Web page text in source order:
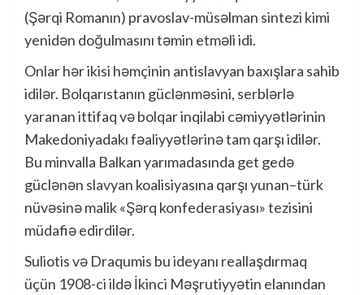
(Şərqi Romanın) pravoslav-müsəlman sintezi kimi
yenidən doğulmasını təmin etməli idi.
Onlar hər ikisi həmçinin antislavyan baxışlara sahib
idilər. Bolqarıstanın güclənməsini, serblərlə
yaranan ittifaq və bolqar inqilabi cəmiyyətlərinin
Makedoniyadakı fəaliyyətlərinə tam qarşı idilər.
Bu minvalla Balkan yarımadasında get gedə
güclənən slavyan koalisiyasına qarşı yunan–türk
nüvəsinə malik «Şərq konfederasiyası» tezisini
müdafiə edirdilər.
Suliotis və Draqumis bu ideyanı reallaşdırmaq
üçün 1908-ci ildə İkinci Məşrutiyyətin elanından